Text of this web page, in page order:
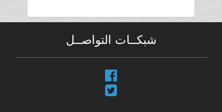
شبكــات التواصــل